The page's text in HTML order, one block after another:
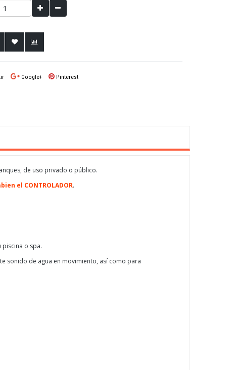
Google+ Pinterest
de uso privado o público.
el CONTROLADOR.
o spa.
sonido de agua en movimiento, así como para